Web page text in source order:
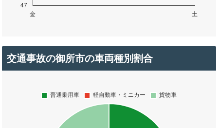
交通事故の御所市の車両種別割合